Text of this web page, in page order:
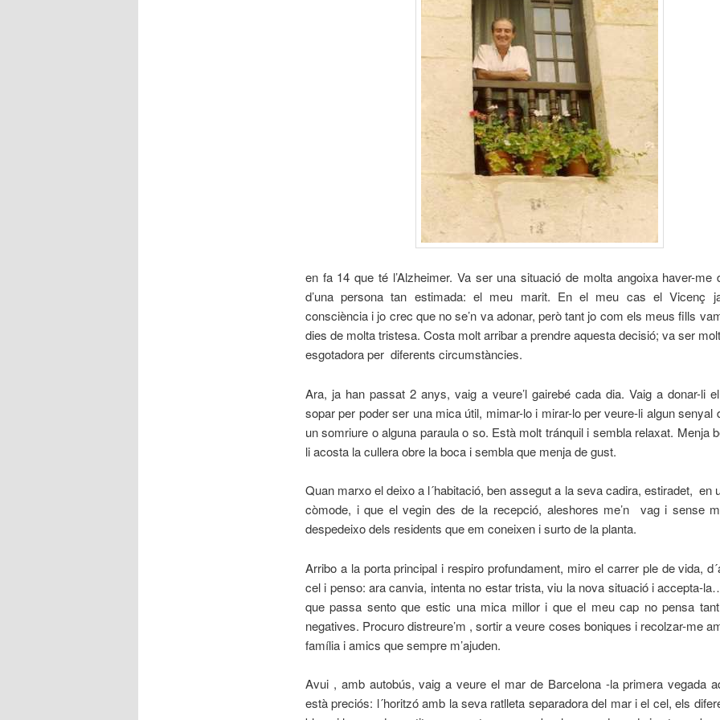
en fa 14 que té l’Alzheimer. Va ser una situació de molta angoixa haver-me
d’una persona tan estimada: el meu marit. En el meu cas el Vicenç
consciència i jo crec que no se’n va adonar, però tant jo com els meus fills
dies de molta tristesa. Costa molt arribar a prendre aquesta decisió; va ser
esgotadora per diferents circumstàncies.
Ara, ja han passat 2 anys, vaig a veure’l gairebé cada dia. Vaig a donar-li
sopar per poder ser una mica útil, mimar-lo i mirar-lo per veure-li algun senyal
un somriure o alguna paraula o so. Està molt tránquil i sembla relaxat. Menja
li acosta la cullera obre la boca i sembla que menja de gust.
Quan marxo el deixo a l´habitació, ben assegut a la seva cadira, estiradet, en
còmode, i que el vegin des de la recepció, aleshores me’n vag i sense
despedeixo dels residents que em coneixen i surto de la planta.
Arribo a la porta principal i respiro profundament, miro el carrer ple de vida,
cel i penso: ara canvia, intenta no estar trista, viu la nova situació i accepta-
que passa sento que estic una mica millor i que el meu cap no pensa
negatives. Procuro distreure’m , sortir a veure coses boniques i recolzar-me
família i amics que sempre m’ajuden.
Avui , amb autobús, vaig a veure el mar de Barcelona -la primera vegada
està preciós: l´horitzó amb la seva ratlleta separadora del mar i el cel, els